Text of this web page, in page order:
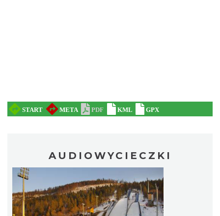
AUDIOWYCIECZKI